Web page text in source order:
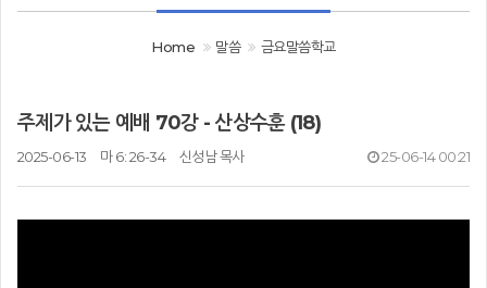
Home 말씀 금요말씀학교
주제가 있는 예배 70강 - 산상수훈 (18)
2025-06-13 마 6: 26-34 신성남 목사 25-06-14 00:21